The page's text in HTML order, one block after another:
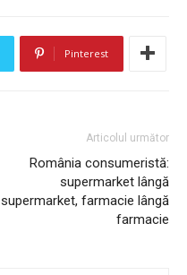
Pinterest
Articolul următor
România consumeristă:
supermarket lângă
supermarket, farmacie lângă
farmacie